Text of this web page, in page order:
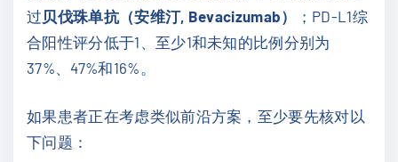
过 贝伐珠单抗（安维汀, Bevacizumab）
；PD-L1综
合阳性评分低于1、至少1和未知的比例分别为
37%、47%和16%。
如果患者正在考虑类似前沿方案，至少要先核对以
下问题：